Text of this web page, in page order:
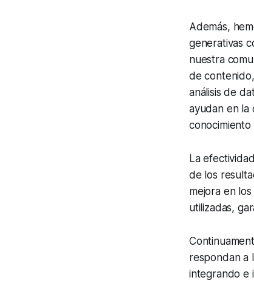
Además,
generativas
nuestra
de
análisis de
ayudan en la
La
de los
mejora en
utilizadas,
respondan a
integrando e